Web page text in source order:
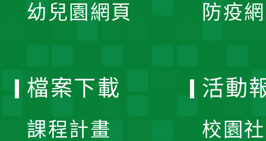
幼兒園網頁 防疫
檔案下載
課程計畫
活動
校園